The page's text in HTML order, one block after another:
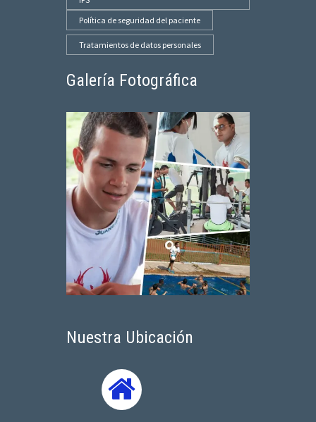
Política de seguridad del paciente
Tratamientos de datos personales
Galería Fotográfica
Nuestra Ubicación